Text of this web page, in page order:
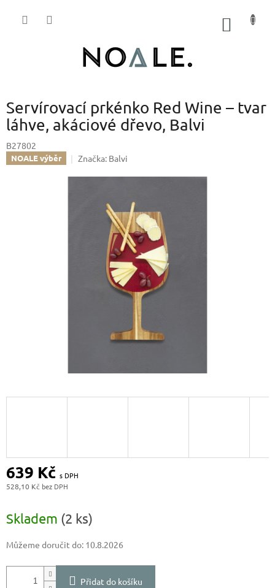
Servírovací prkénko Red Wine – tvar
láhve, akáciové dřevo, Balvi
B27802
NOALE výběr Značka: Balvi
639 Kč
528,10 Kč
cena:
Skladem (2 ks)
Můžeme doručit do: 10.8.2026
Přidat do košíku